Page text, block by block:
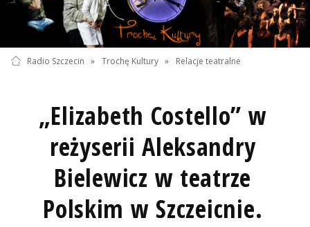
Radio Szczecin » Trochę Kultury » Relacje teatralne
„Elizabeth Costello” w
reżyserii Aleksandry
Bielewicz w teatrze
Polskim w Szczeicnie.